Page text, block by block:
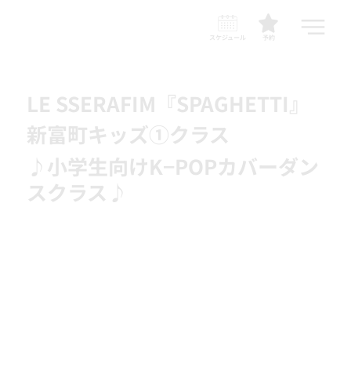
予約
スケジュール
LE SSERAFIM『SPAGHETTI』
新富町キッズ①クラス
♪小学生向けK−POPカバーダン
スクラス♪